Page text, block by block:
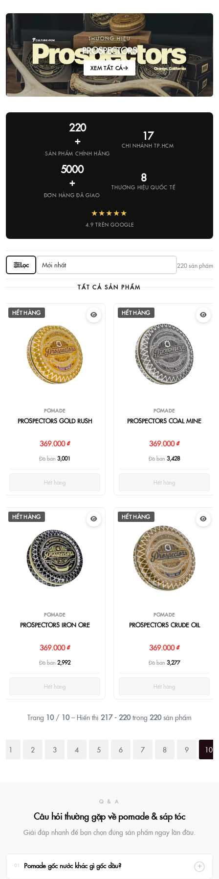
THƯƠNG HIỆU
PROSPECTORS
XEM TẤT CẢ
220
+
SẢN PHẨM CHÍNH HÃNG
17
CHI NHÁNH TP.HCM
5000
+
ĐƠN HÀNG ĐÃ GIAO
8
THƯƠNG HIỆU QUỐC TẾ
★★★★★
4.9 TRÊN GOOGLE
Lọc 220 sản phẩm
TẤT CẢ SẢN PHẨM
HẾT HÀNG
POMADE
PROSPECTORS GOLD RUSH
369.000 ₫
Đã bán 3,001
Hết hàng
HẾT HÀNG
POMADE
PROSPECTORS COAL MINE
369.000 ₫
Đã bán 3,428
Hết hàng
HẾT HÀNG
POMADE
PROSPECTORS IRON ORE
369.000 ₫
Đã bán 2,992
Hết hàng
HẾT HÀNG
POMADE
PROSPECTORS CRUDE OIL
369.000 ₫
Đã bán 3,277
Hết hàng
Trang 10/ 10– Hiển thị 217 - 220trong 220sản phẩm
1 2 3 4 5 6 7 8 9 10
Q & A
Câu hỏi thường gặp về pomade & sáp tóc
Giải đáp nhanh để bạn chọn đúng sản phẩm ngay lần đầu.
01 Pomade gốc nước khác gì gốc dầu?